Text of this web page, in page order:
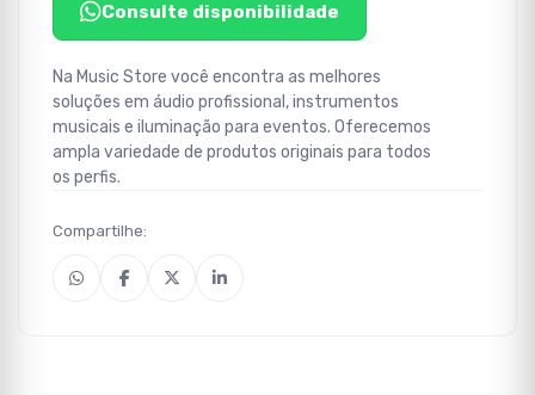
Consulte disponibilidade
Na Music Store você encontra as melhores
soluções em áudio profissional, instrumentos
musicais e iluminação para eventos. Oferecemos
ampla variedade de produtos originais para todos
os perfis.
Compartilhe: